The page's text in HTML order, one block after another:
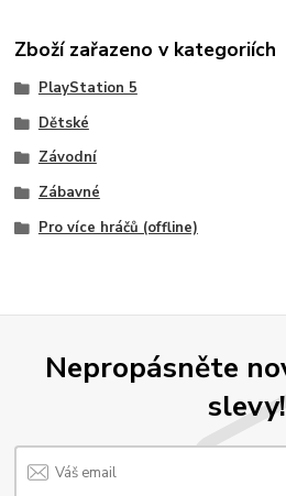
Zboží zařazeno v kategoriích
PlayStation 5
Dětské
Závodní
Zábavné
Pro více hráčů (offline)
Nepropásněte
slevy!